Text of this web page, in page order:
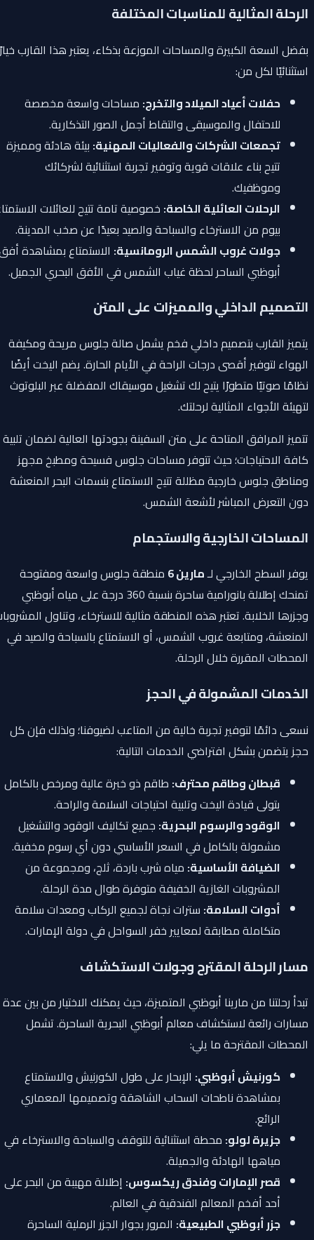
الرحلة المثالية للمناسبات المختلفة
بفضل السعة الكبيرة والمساحات الموزعة بذكاء، يعتبر هذا القارب خيارًا
استثنائيًا لكل من:
حفلات أعياد الميلاد والتخرج:مساحات واسعة مخصصة
للاحتفال والموسيقى والتقاط أجمل الصور التذكارية.
تجمعات الشركات والفعاليات المهنية:بيئة هادئة ومميزة
تتيح بناء علاقات قوية وتوفير تجربة استثنائية لشركائك
وموظفيك.
الرحلات العائلية الخاصة:خصوصية تامة تتيح للعائلات الاستمتاع
بيوم من الاسترخاء والسباحة والصيد بعيدًا عن صخب المدينة.
جولات غروب الشمس الرومانسية:الاستمتاع بمشاهدة أفق
أبوظبي الساحر لحظة غياب الشمس في الأفق البحري الجميل.
التصميم الداخلي والمميزات على المتن
يتميز القارب بتصميم داخلي فخم يشمل صالة جلوس مريحة ومكيفة
الهواء لتوفير أقصى درجات الراحة في الأيام الحارة. يضم اليخت أيضًا
نظامًا صوتيًا متطورًا يتيح لك تشغيل موسيقاك المفضلة عبر البلوتوث
لتهيئة الأجواء المثالية لرحلتك.
تتميز المرافق المتاحة على متن السفينة بجودتها العالية لضمان تلبية
كافة الاحتياجات؛ حيث تتوفر مساحات جلوس فسيحة ومطبخ مجهز
ومناطق جلوس خارجية مظللة تتيح الاستمتاع بنسمات البحر المنعشة
دون التعرض المباشر لأشعة الشمس.
المساحات الخارجية والاستجمام
يوفر السطح الخارجي لـمارين 6 منطقة جلوس واسعة ومفتوحة
تمنحك إطلالة بانورامية ساحرة بنسبة 360 درجة على مياه أبوظبي
وجزرها الخلابة. تعتبر هذه المنطقة مثالية للاسترخاء، وتناول المشروبات
المنعشة، ومتابعة غروب الشمس، أو الاستمتاع بالسباحة والصيد في
المحطات المقررة خلال الرحلة.
الخدمات المشمولة في الحجز
نسعى دائمًا لتوفير تجربة خالية من المتاعب لضيوفنا؛ ولذلك فإن كل
حجز يتضمن بشكل افتراضي الخدمات التالية:
قبطان وطاقم محترف:طاقم ذو خبرة عالية ومرخص بالكامل
يتولى قيادة اليخت وتلبية احتياجات السلامة والراحة.
الوقود والرسوم البحرية:جميع تكاليف الوقود والتشغيل
مشمولة بالكامل في السعر الأساسي دون أي رسوم مخفية.
الضيافة الأساسية:مياه شرب باردة، ثلج، ومجموعة من
المشروبات الغازية الخفيفة متوفرة طوال مدة الرحلة.
أدوات السلامة:سترات نجاة لجميع الركاب ومعدات سلامة
متكاملة مطابقة لمعايير خفر السواحل في دولة الإمارات.
مسار الرحلة المقترح وجولات الاستكشاف
تبدأ رحلتنا من مارينا أبوظبي المتميزة، حيث يمكنك الاختيار من بين عدة
مسارات رائعة لاستكشاف معالم أبوظبي البحرية الساحرة. تشمل
المحطات المقترحة ما يلي:
كورنيش أبوظبي:الإبحار على طول الكورنيش والاستمتاع
بمشاهدة ناطحات السحاب الشاهقة وتصميمها المعماري
الرائع.
جزيرة لولو:محطة استثنائية للتوقف والسباحة والاسترخاء في
مياهها الهادئة والجميلة.
قصر الإمارات وفندق ريكسوس:إطلالة مهيبة من البحر على
أحد أفخم المعالم الفندقية في العالم.
جزر أبوظبي الطبيعية:المرور بجوار الجزر الرملية الساحرة